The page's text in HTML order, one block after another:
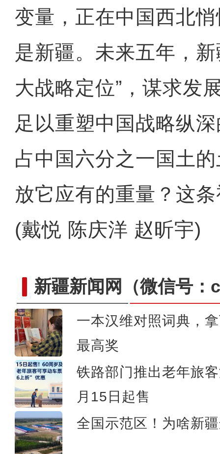
变量，正在中国西北
是新疆。未来五年，
大战略定位”，谋求发
足以重塑中国战略纵
占中国六分之一国土
放它应有的重量？这
(戴悦 陈庆洋 赵昕宇)
新疆新闻网 （微信号
一本汉维对照词典，
最高奖
铁路部门推出老年旅
月15日起售
全国示范区！为啥新
初夏时节 新疆昭苏上
《明月照他乡·山与